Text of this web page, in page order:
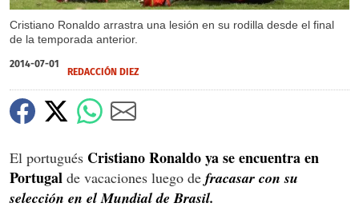
Cristiano Ronaldo arrastra una lesión en su rodilla desde el final
de la temporada anterior.
2014-07-01
REDACCIÓN DIEZ
El portugués Cristiano Ronaldo ya se encuentra en
Portugal de vacaciones luego de fracasar con su
selección en el Mundial de Brasil.